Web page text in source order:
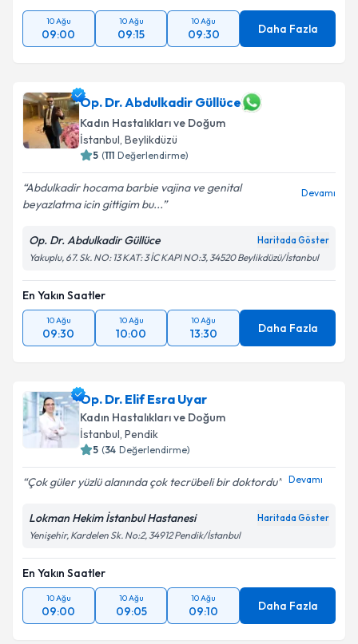
10 Ağu
09:00
10 Ağu
09:15
10 Ağu
09:30 Daha Fazla
Op. Dr. Abdulkadir Güllüce
Kadın Hastalıkları ve Doğum
İstanbul, Beylikdüzü
5 (111 Değerlendirme)
Abdulkadir hocama barbie vajina ve genital
beyazlatma icin gittigim bu...
Devamı
Op. Dr. Abdulkadir Güllüce Haritada Göster
Yakuplu, 67. Sk. NO: 13 KAT: 3 İC KAPI NO:3, 34520 Beylikdüzü/İstanbul
En Yakın Saatler
10 Ağu
09:30
10 Ağu
10:00
10 Ağu
13:30 Daha Fazla
Op. Dr. Elif Esra Uyar
Kadın Hastalıkları ve Doğum
İstanbul, Pendik
5 (34 Değerlendirme)
Çok güler yüzlü alanında çok tecrübeli bir doktordu Devamı
Lokman Hekim İstanbul Hastanesi Haritada Göster
Yenişehir, Kardelen Sk. No:2, 34912 Pendik/İstanbul
En Yakın Saatler
10 Ağu
09:00
10 Ağu
09:05
10 Ağu
09:10 Daha Fazla